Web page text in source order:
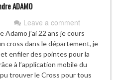
ADAMO
Leave a comment
Adamo j’ai 22 ans je cours
cross dans le département, je
enfiler des pointes pour la
à l’application mobile du
pu trouver le Cross pour tous